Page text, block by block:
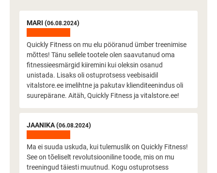
MARI (06.08.2024)
Quickly Fitness on mu elu pööranud ümber treenimise
mõttes! Tänu sellele tootele olen saavutanud oma
fitnessieesmärgid kiiremini kui oleksin osanud
unistada. Lisaks oli ostuprotsess veebisaidil
vitalstore.ee imelihtne ja pakutav klienditeenindus oli
suurepärane. Aitäh, Quickly Fitness ja vitalstore.ee!
JAANIKA (06.08.2024)
Ma ei suuda uskuda, kui tulemuslik on Quickly Fitness!
See on tõeliselt revolutsiooniline toode, mis on mu
treeningud täiesti muutnud. Kogu ostuprotsess